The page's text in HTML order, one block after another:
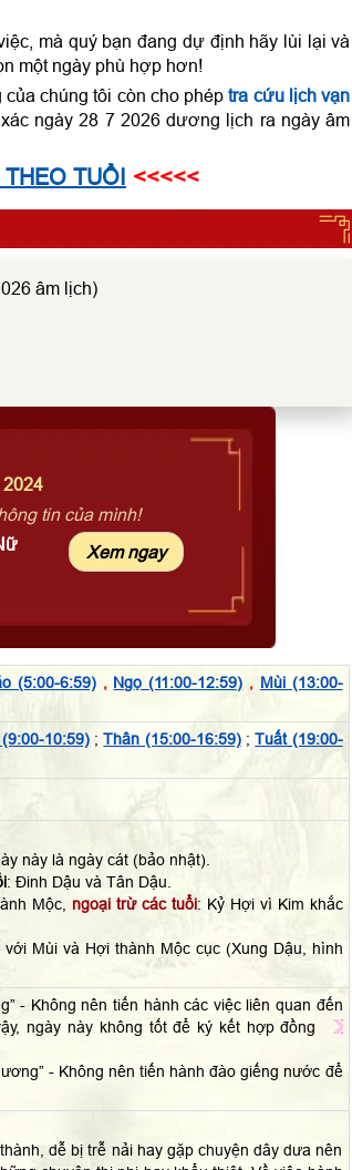
mà quý bạn đang dự định hãy lùi lại và
một ngày phù hợp hơn!
của chúng tôi còn cho phéptra cứu lịch vạn
ngày 28 7 2026 dương lịch ra ngày âm
TUỔI <<<<<
âm lịch)
tin của mình!
(5:00-6:59), Ngọ (11:00-12:59) , Mùi (13:00-
10:59);Thân (15:00-16:59);Tuất (19:00-
này là ngày cát (bảo nhật).
: Đinh Dậu và Tân Dậu.
Mộc, ngoại trừ các tuổi: Kỷ Hợi vì Kim khắc
Mùi và Hợi thành Mộc cục (Xung Dậu, hình
- Không nên tiến hành các việc liên quan đến
ngày này không tốt để ký kết hợp đồng
- Không nên tiến hành đào giếng nước để
dễ bị trễ nải hay gặp chuyện dây dưa nên